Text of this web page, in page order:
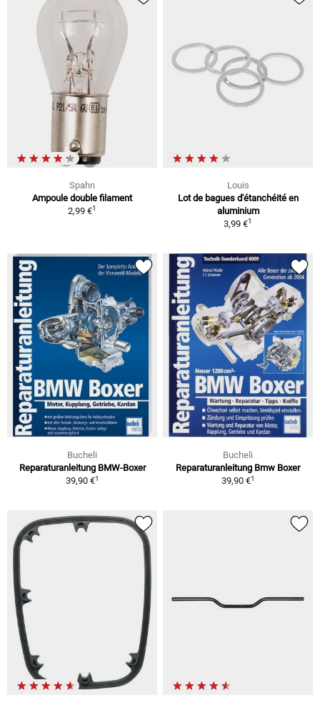
Spahn
Ampoule double filament
2,99 €1
Louis
Lot de bagues d'étanchéité en
aluminium
3,99 €1
Bucheli
Reparaturanleitung BMW-Boxer
39,90 €1
Bucheli
Reparaturanleitung Bmw Boxer
39,90 €1